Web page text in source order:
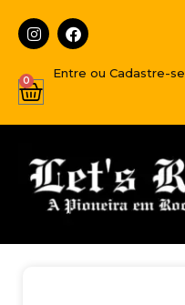
Entre ou Cadastre-se
0